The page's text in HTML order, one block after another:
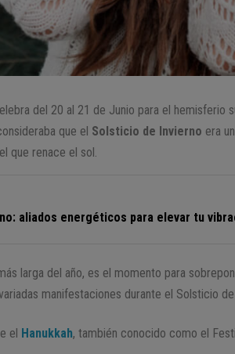
del 20 al 21 de Junio para el hemisferio
que el Solsticio de Invierno era
que renace el sol.
aliados energéticos para elevar tu
larga del año, es el momento para
manifestaciones durante el Solsticio de
el Hanukkah, también conocido como el